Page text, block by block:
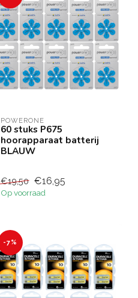
POWERONE
60 stuks P675
hoorapparaat batterij
BLAUW
€19,50 €16,95
Op voorraad
-7%